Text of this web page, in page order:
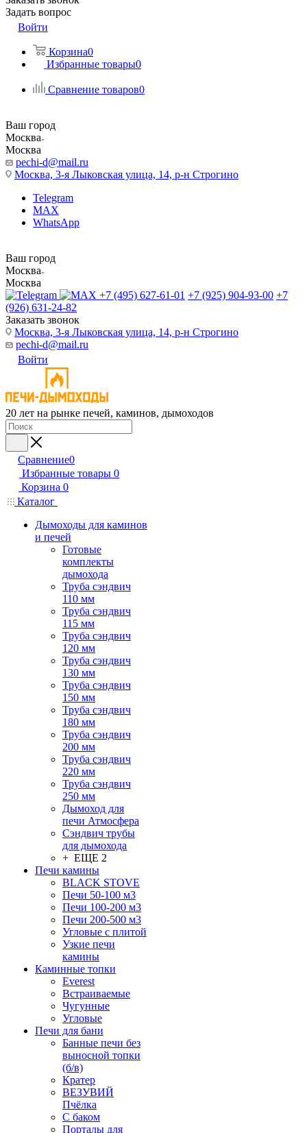
Задать вопрос
Войти
Корзина0
Избранные товары0
Сравнение товаров0
Ваш город
Москва
Москва
pechi-d@mail.ru
Москва, 3-я Лыковская улица, 14, р-н Строгино
Telegram
MAX
WhatsApp
Ваш город
Москва
Москва
+7 (495) 627-61-01 +7 (925) 904-93-00 +7
(926) 631-24-82
Заказать звонок
Москва, 3-я Лыковская улица, 14, р-н Строгино
pechi-d@mail.ru
Войти
20 лет на рынке печей, каминов, дымоходов
Сравнение0
Избранные товары 0
Корзина 0
Каталог
Дымоходы для каминов
и печей
Готовые
комплекты
дымохода
Труба сэндвич
110 мм
Труба сэндвич
115 мм
Труба сэндвич
120 мм
Труба сэндвич
130 мм
Труба сэндвич
150 мм
Труба сэндвич
180 мм
Труба сэндвич
200 мм
Труба сэндвич
220 мм
Труба сэндвич
250 мм
Дымоход для
печи Атмосфера
Сэндвич трубы
для дымохода
+ ЕЩЕ 2
Печи камины
BLACK STOVE
Печи 50-100 м3
Печи 100-200 м3
Печи 200-500 м3
Угловые с плитой
Узкие печи
камины
Каминные топки
Everest
Встраиваемые
Чугунные
Угловые
Печи для бани
Банные печи без
выносной топки
(б/в)
Кратер
ВЕЗУВИЙ
Пчёлка
С баком
Порталы для